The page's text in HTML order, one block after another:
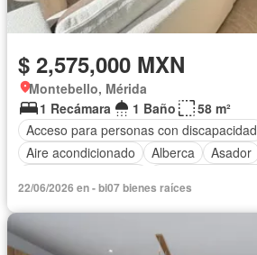
$ 2,575,000 MXN
Montebello, Mérida
1 Recámara
1 Baño
58 m²
Acceso para personas con discapacidad
Aire acondicionado
Alberca Asador
Cocina equipada
Cocina integral
Despacho
Recámara con closet
22/06/2026 en - bi07 bienes raíces